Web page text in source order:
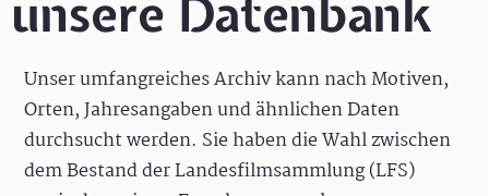
unsere Datenbank
Unser umfangreiches Archiv kann nach Motiven,
Orten, Jahresangaben und ähnlichen Daten
durchsucht werden. Sie haben die Wahl zwischen
dem Bestand der Landesfilmsammlung (LFS)